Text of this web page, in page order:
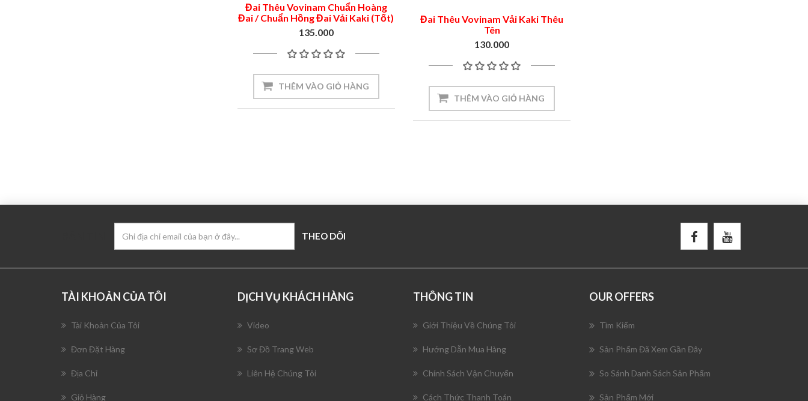
Đai Thêu Vovinam Chuẩn Hoàng
Đai / Chuẩn Hồng Đai Vải Kaki (Tốt)
135.000
Đai Thêu Vovinam Vải Kaki Thêu
Tên
130.000
TÀI KHOẢN CỦA TÔI
Tài Khoản Của Tôi
Đơn Đặt Hàng
Địa Chỉ
Giỏ Hàng
DỊCH VỤ KHÁCH HÀNG
Video
Sơ Đồ Trang Web
Liên Hệ Chúng Tôi
THÔNG TIN
Giới Thiệu Về Chúng Tôi
Hướng Dẫn Mua Hàng
Chính Sách Vận Chuyển
Cách Thức Thanh Toán
OUR OFFERS
Tìm Kiếm
Sản Phẩm Đã Xem Gần Đây
So Sánh Danh Sách Sản Phẩm
Sản Phẩm Mới